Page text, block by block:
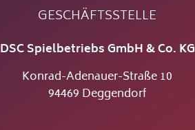
GESCHÄFTSSTELLE
DSC Spielbetriebs GmbH & Co. KG
Konrad-Adenauer-Straße 10
94469 Deggendorf